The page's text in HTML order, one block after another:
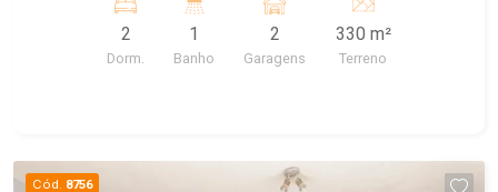
estar e jantar, wc social, cozinha, varias vagas de
garagem e um amplo quintal. Agende sua visita
com um de nossos corretores!
2
Dorm.
1
Banho
2
Garagens
330 m²
Terreno
Cód. 8756